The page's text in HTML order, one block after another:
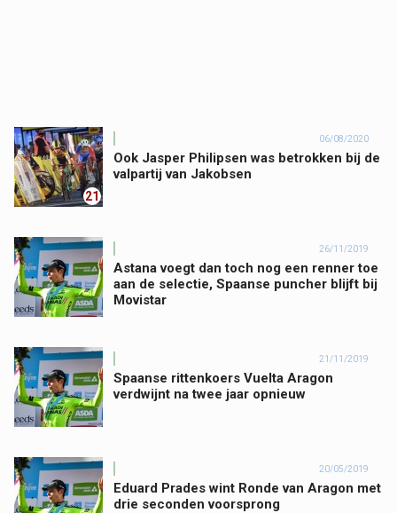
21
06/08/2020
Ook Jasper Philipsen was betrokken bij de
valpartij van Jakobsen
26/11/2019
Astana voegt dan toch nog een renner toe
aan de selectie, Spaanse puncher blijft bij
Movistar
21/11/2019
Spaanse rittenkoers Vuelta Aragon
verdwijnt na twee jaar opnieuw
20/05/2019
Eduard Prades wint Ronde van Aragon met
drie seconden voorsprong